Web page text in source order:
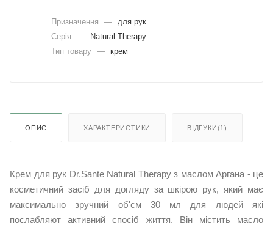
Призначення —
для рук
Серія
—
Natural Therapy
Тип товару — крем
ОПИС ХАРАКТЕРИСТИКИ ВІДГУКИ(1)
Крем для рук Dr.Sante Natural Therapy з маслом Аргана - це
косметичний засіб для догляду за шкірою рук, який має
максимально зручний об'єм 30 мл для людей які
послабляют активний спосіб життя. Він містить масло